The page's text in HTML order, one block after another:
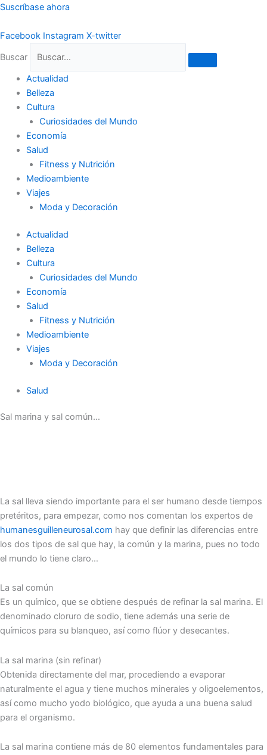
Ir
contenido
Suscríbase ahora
Facebook Instagram X-twitter
Buscar
Actualidad
Belleza
Cultura
Curiosidades del Mundo
Economía
Salud
Fitness y Nutrición
Medioambiente
Viajes
Moda y Decoración
Actualidad
Belleza
Cultura
Curiosidades del Mundo
Economía
Salud
Fitness y Nutrición
Medioambiente
Viajes
Moda y Decoración
Salud
Sal marina y sal común…
La sal lleva siendo importante para el ser humano desde tiempos
pretéritos, para empezar, como nos comentan los expertos de
humanesguilleneurosal.com hay que definir las diferencias entre
los dos tipos de sal que hay, la común y la marina, pues no todo
el mundo lo tiene claro…
La sal común
Es un químico, que se obtiene después de refinar la sal marina. El
denominado cloruro de sodio, tiene además una serie de
químicos para su blanqueo, así como flúor y desecantes.
La sal marina (sin refinar)
Obtenida directamente del mar, procediendo a evaporar
naturalmente el agua y tiene muchos minerales y oligoelementos,
así como mucho yodo biológico, que ayuda a una buena salud
para el organismo.
La sal marina contiene más de 80 elementos fundamentales para